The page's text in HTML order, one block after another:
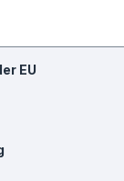
EU